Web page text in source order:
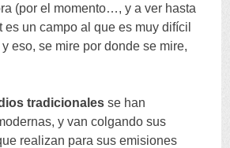
(por el momento…,y a ver hasta
es un campo al que es muy difícil
y eso,se mire por donde se mire,
tradicionales se han
,y van colgando sus
realizan para sus emisiones